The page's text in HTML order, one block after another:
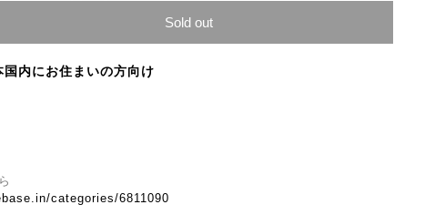
Sold out
国内にお住まいの方向け
categories/6811090